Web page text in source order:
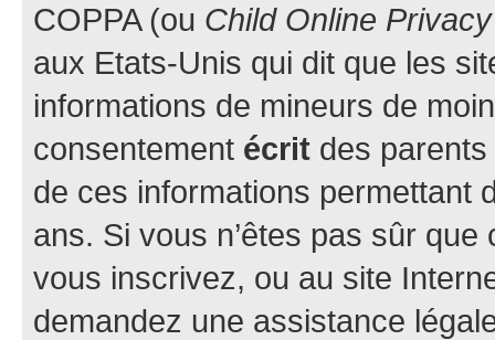
COPPA (ou Child Online
aux Etats-Unis qui dit que les
informations de mineurs de
consentement écrit des parents
de ces informations permettant
ans. Si vous n’êtes pas sûr
vous inscrivez, ou au site
demandez une assistance